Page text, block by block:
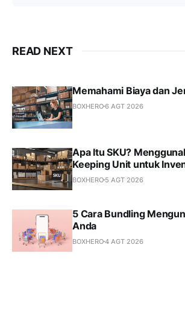
READ NEXT
Memahami Biaya dan
BOXHERO6 AGT 2026
Apa Itu SKU?
Keeping Unit untuk
BOXHERO 5 AGT 2026
5 Cara Bundling
Anda
BOXHERO4 AGT 2026